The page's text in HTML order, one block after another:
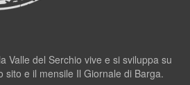
Valle del Serchio vive e si sviluppa su
sito e il mensile Il Giornale di Barga.